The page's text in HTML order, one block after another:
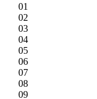
01
02
03
04
05
06
07
08
09